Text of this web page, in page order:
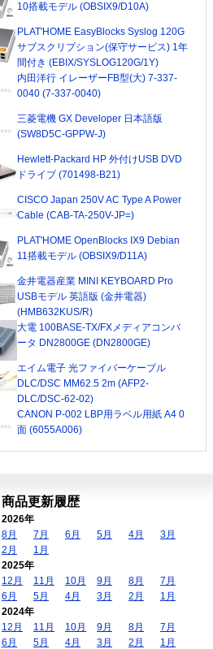
10搭載モデル (OBSIX9/D10A)
PLAT'HOME EasyBlocks Syslog 120G
サブスクリプション(保守サービス) 1年
間付き (EBIX/SYSLOG120G/1Y)
内田洋行 イレーザーFB型(大) 7-337-
0040 (7-337-0040)
三菱電機 GX Developer 日本語版
(SW8D5C-GPPW-J)
Hewlett-Packard HP 外付けUSB DVD
ドライブ (701498-B21)
CISCO Japan 250V AC Type A Power
Cable (CAB-TA-250V-JP=)
PLAT'HOME OpenBlocks IX9 Debian
11搭載モデル (OBSIX9/D11A)
金井電器産業 MINI KEYBOARD Pro
USBモデル 英語版 (金井電器)
(HMB632KUS/R)
大電 100BASE-TX/FXメディアコンバ
ータ DN2800GE (DN2800GE)
エイム電子 光ファイバーケーブル
DLC/DSC MM62.5 2m (AFP2-
DLC/DSC-62-02)
CANON P-002 LBP用ラベル用紙 A4 0
面 (6055A006)
商品更新履歴
2026年
8月
7月 6月 5月 4月
3月
2月
1月
2025年
12月
11月 10月 9月 8月
7月
6月
5月 4月 3月 2月
1月
2024年
12月
11月 10月 9月 8月
7月
6月
5月 4月 3月 2月
1月